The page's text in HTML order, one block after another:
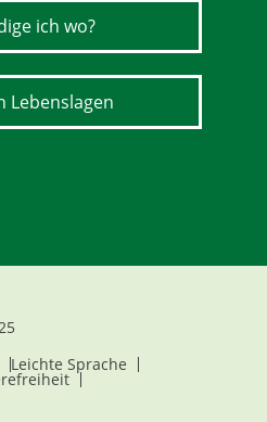
ich wo?
Lebenslagen
Leichte Sprache